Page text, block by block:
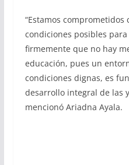
“Estamos
condiciones posibles
firmemente que no hay
educación, pues un
condiciones dignas, es
desarrollo integral de las
mencionó Ariadna Ayala.